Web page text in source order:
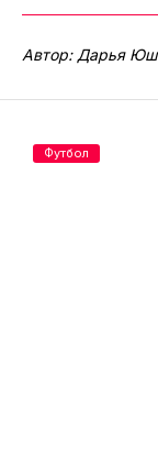
Автор: Дарья
Футбол